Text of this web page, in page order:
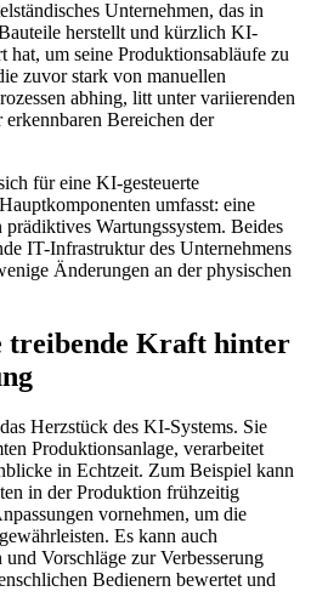
Unternehmen, das in
herstellt und kürzlich KI-
hat, um seine Produktionsabläufe zu
zuvor stark von manuellen
abhing, litt unter variierenden
Bereichen der
für eine KI-gesteuerte
umfasst: eine
Wartungssystem. Beides
IT-Infrastruktur des Unternehmens
Änderungen an der physischen
treibende Kraft hinter
Herzstück des KI-Systems. Sie
Produktionsanlage, verarbeitet
in Echtzeit. Zum Beispiel kann
in der Produktion frühzeitig
vornehmen, um die
Es kann auch
Vorschläge zur Verbesserung
Bedienern bewertet und